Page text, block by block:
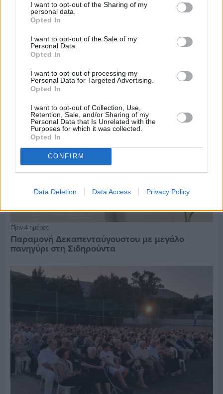
I want to opt-out of the Sharing of my
personal data.
Opted In
I want to opt-out of the Sale of my
Personal Data.
Opted In
I want to opt-out of processing my
Personal Data for Targeted Advertising.
Opted In
I want to opt-out of Collection, Use,
Retention, Sale, and/or Sharing of my
Personal Data that Is Unrelated with the
Purposes for which it was collected.
Opted In
CONFIRM
Data Deletion Data Access Privacy Policy
Οι ξεχωριστές καλοκαιρινές προτάσεις του
Clementine Chios
Πριν 4 ημέρες
Παραμονή Δεκαπενταύγουστου με μεγάλο
πανηγύρι στη Σιδηρούντα